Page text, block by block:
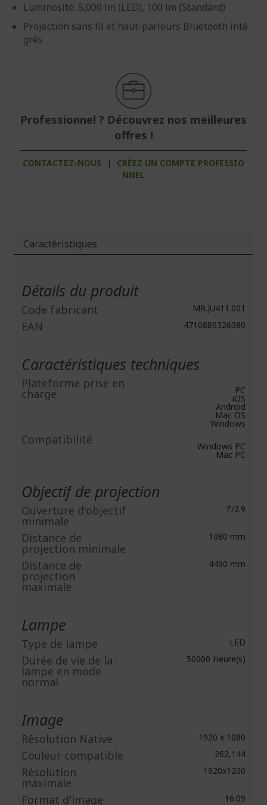
Luminosité: 5,000 lm (LED), 100 lm (Standard)
Projection sans fil et haut-parleurs Bluetooth inté
grés
Professionnel ? Découvrez nos meilleures
offres !
CONTACTEZ-NOUS |
CRÉEZ UN COMPTE PROFESSIO
NNEL
Caractéristiques
Détails du produit
Code fabricant MR.JU411.001
EAN 4710886326380
Caractéristiques techniques
Plateforme prise en
charge PC
iOS
Android
Mac OS
Windows
Compatibilité Windows PC
Mac PC
Objectif de projection
Ouverture d'objectif
minimale
F/2.9
Distance de
projection minimale
1080 mm
Distance de
projection
maximale
4490 mm
Lampe
Type de lampe LED
Durée de vie de la
lampe en mode
normal
50000 Heure(s)
Image
Résolution Native 1920 x 1080
Couleur compatible 262,144
Résolution
maximale
1920x1200
Format d'image 16:09